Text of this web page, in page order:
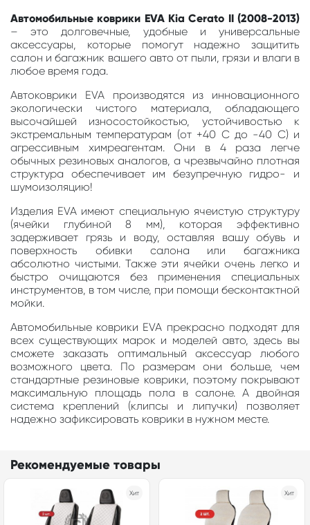
Автомобильные коврики EVA Kia Cerato II (2008-2013)
– это долговечные, удобные и универсальные
аксессуары, которые помогут надежно защитить
салон и багажник вашего авто от пыли, грязи и влаги в
любое время года.
Автоковрики EVA производятся из инновационного
экологически чистого материала, обладающего
высочайшей износостойкостью, устойчивостью к
экстремальным температурам (от +40 С до -40 С) и
агрессивным химреагентам. Они в 4 раза легче
обычных резиновых аналогов, а чрезвычайно плотная
структура обеспечивает им безупречную гидро- и
шумоизоляцию!
Изделия EVA имеют специальную ячеистую структуру
(ячейки глубиной 8 мм), которая эффективно
задерживает грязь и воду, оставляя вашу обувь и
поверхность обивки салона или багажника
абсолютно чистыми. Также эти ячейки очень легко и
быстро очищаются без применения специальных
инструментов, в том числе, при помощи бесконтактной
мойки.
Автомобильные коврики EVA прекрасно подходят для
всех существующих марок и моделей авто, здесь вы
сможете заказать оптимальный аксессуар любого
возможного цвета. По размерам они больше, чем
стандартные резиновые коврики, поэтому покрывают
максимальную площадь пола в салоне. А двойная
система креплений (клипсы и липучки) позволяет
надежно зафиксировать коврики в нужном месте.
Рекомендуемые товары
Хит Хит